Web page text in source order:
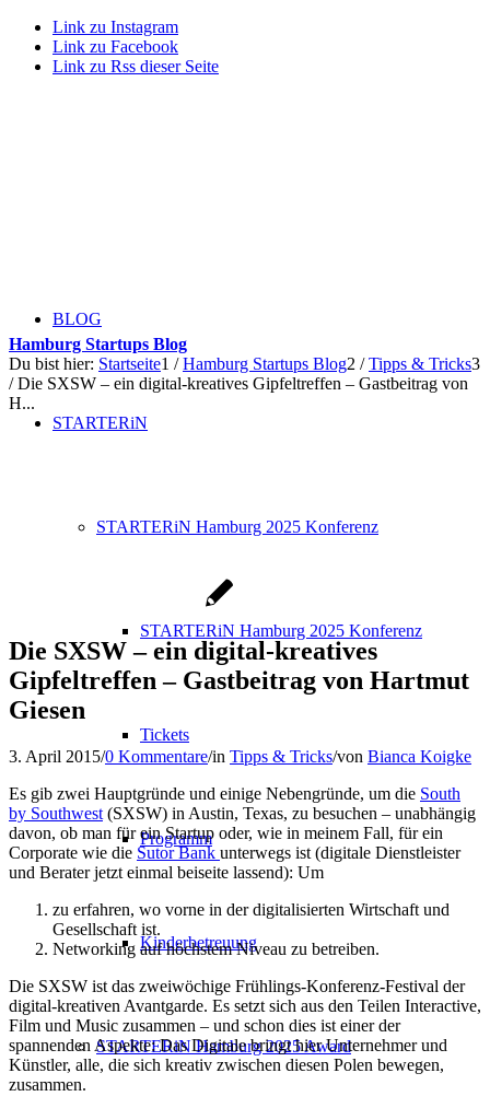
Link zu Instagram
Link zu Facebook
Link zu Rss dieser Seite
BLOG
STARTERiN
STARTERiN Hamburg 2025 Konferenz
STARTERiN Hamburg 2025 Konferenz
Tickets
Programm
Kinderbetreuung
STARTERiN Hamburg 2025 Award
Hamburg Startups Blog
Du bist hier: Startseite1 / Hamburg Startups Blog2 / Tipps & Tricks3
/ Die SXSW – ein digital-kreatives Gipfeltreffen – Gastbeitrag von
H...
Die SXSW – ein digital-kreatives
Gipfeltreffen – Gastbeitrag von Hartmut
Giesen
3. April 2015/0 Kommentare/in Tipps & Tricks/von Bianca Koigke
Es gib zwei Hauptgründe und einige Nebengründe, um die South
by Southwest (SXSW) in Austin, Texas, zu besuchen – unabhängig
davon, ob man für ein Startup oder, wie in meinem Fall, für ein
Corporate wie die Sutor Bank unterwegs ist (digitale Dienstleister
und Berater jetzt einmal beiseite lassend): Um
zu erfahren, wo vorne in der digitalisierten Wirtschaft und
Gesellschaft ist.
Networking auf höchstem Niveau zu betreiben.
Die SXSW ist das zweiwöchige Frühlings-Konferenz-Festival der
digital-kreativen Avantgarde. Es setzt sich aus den Teilen Interactive,
Film und Music zusammen – und schon dies ist einer der
spannenden Aspekte: Das Digitale bringt hier Unternehmer und
Künstler, alle, die sich kreativ zwischen diesen Polen bewegen,
zusammen.